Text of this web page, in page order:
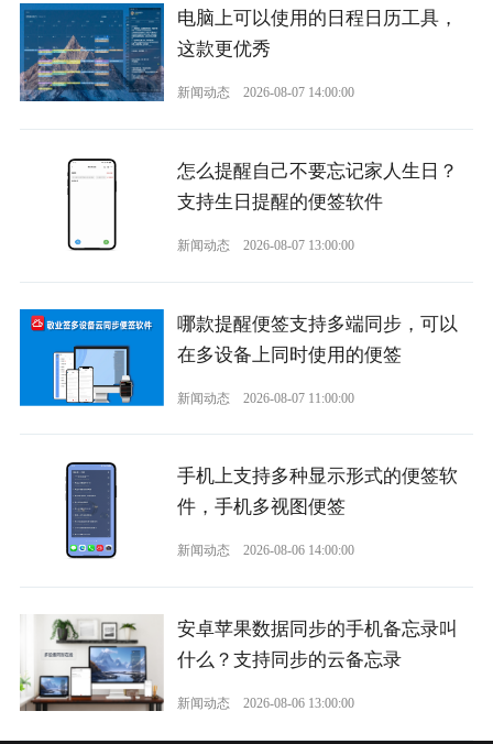
电脑上可以使用的日程日历工具，
这款更优秀
新闻动态 2026-08-07 14:00:00
怎么提醒自己不要忘记家人生日？
支持生日提醒的便签软件
新闻动态 2026-08-07 13:00:00
哪款提醒便签支持多端同步，可以
在多设备上同时使用的便签
新闻动态 2026-08-07 11:00:00
手机上支持多种显示形式的便签软
件，手机多视图便签
新闻动态 2026-08-06 14:00:00
安卓苹果数据同步的手机备忘录叫
什么？支持同步的云备忘录
新闻动态 2026-08-06 13:00:00